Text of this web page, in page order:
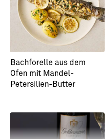
Bachforelle aus dem
Ofen mit Mandel-
Petersilien-Butter